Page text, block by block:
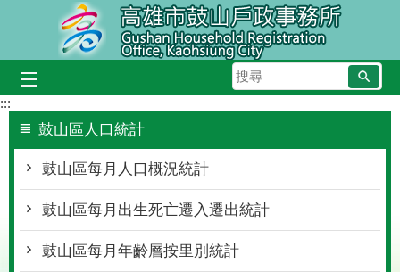
跳到主要內容區塊
搜
尋
:::
鼓山區人口統計
鼓山區每月人口概況統計
鼓山區每月出生死亡遷入遷出統計
鼓山區每月年齡層按里別統計